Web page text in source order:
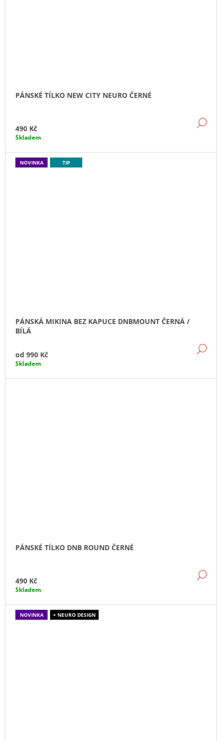
PÁNSKÉ TÍLKO NEW CITY NEURO ČERNÉ
490 Kč
Skladem
NOVINKA TIP
PÁNSKÁ MIKINA BEZ KAPUCE DNBMOUNT ČERNÁ /
BÍLÁ
od 990 Kč
Skladem
PÁNSKÉ TÍLKO DNB ROUND ČERNÉ
490 Kč
Skladem
NOVINKA + NEURO DESIGN